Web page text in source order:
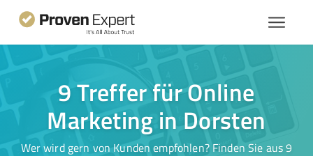
9 Treffer für Online
Marketing in Dorsten
Wer wird gern von Kunden empfohlen? Finden Sie aus 9